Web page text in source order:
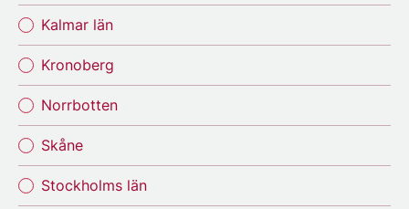
Kalmar län
Kronoberg
Norrbotten
Skåne
Stockholms län